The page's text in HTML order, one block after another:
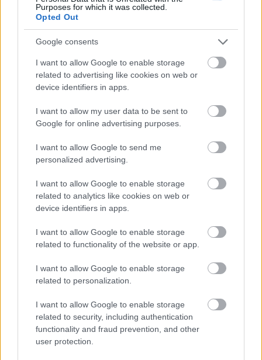
Purposes for which it was collected.
Opted Out
Google consents
I want to allow Google to enable storage
related to advertising like cookies on web or
device identifiers in apps.
I want to allow my user data to be sent to
Google for online advertising purposes.
I want to allow Google to send me
personalized advertising.
I want to allow Google to enable storage
related to analytics like cookies on web or
device identifiers in apps.
I want to allow Google to enable storage
related to functionality of the website or app.
I want to allow Google to enable storage
related to personalization.
I want to allow Google to enable storage
related to security, including authentication
functionality and fraud prevention, and other
user protection.
lehet, és közben a szülő sem érzi magát matiné
előadáson
kritikában. Weöres Sándor ismert gyerekversei, mint
Déli Felhők
A tündér,A birka-iskolavagy aSehallselát Dömötör
noha hangzanak el az előadásban, ezek ihlették a
darab képeit, dramaturgiáját. „
(Daragó Dorina) és a hófehér ruhás felhőcirkuszi
társulat a mozgás, a ritmus, a zene – és néhány jól
megválasztott kellék, pl. békatalpak, felcsatolható
malacorr – segítségével hoznak létre egy tornateremnyi
weöresi mikrokozmoszt. Szárnyat igéznek a malacra, és
közben maguk is nagyon jól szórakoznak.”
A Jurányi Házban látható unplugged változat
különlegessége, hogy az előadás a nézőkhöz egészen
közel, természetes fénynél, hangosítás nélkül
játszódik, egy egyszerű táncstúdióban, hatása ettől
sokkal intimebb, emberközelibb. Az előadás élő
Gábor , csellónKertész Endrekíséri. A nagyszerű
artisták,Zoletnik Sophieés
cirkusszal a zenészekkel együtt mesél nemcsak a
gyerekeknek, hanem az egész családnak.
Felhőcirkuszoktóber 8-án és november 11-én